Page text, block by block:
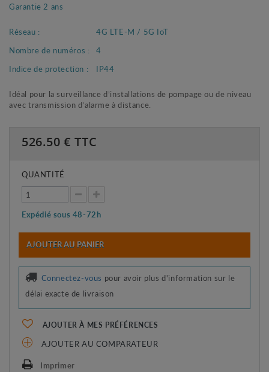
Garantie 2 ans
Réseau :
4G LTE-M / 5G IoT
Nombre de numéros : 4
Indice de protection :
IP44
Idéal pour la surveillance d’installations de pompage ou de niveau
avec transmission d’alarme à distance.
526.50 € TTC
QUANTITÉ
Expédié sous 48-72h
AJOUTER AU PANIER
Connectez-vous pour avoir plus d'information sur le
délai exacte de livraison
AJOUTER À MES PRÉFÉRENCES
AJOUTER AU COMPARATEUR
Imprimer